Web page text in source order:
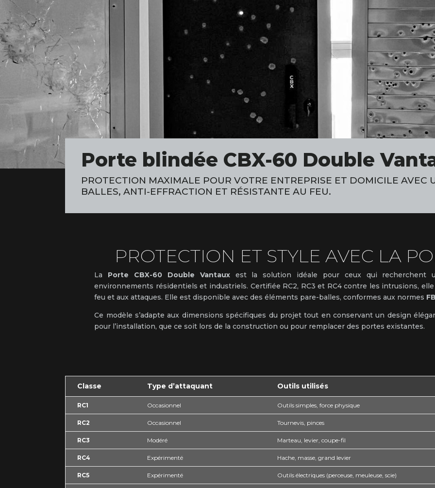
Porte blindée CBX-60 Double
PROTECTION MAXIMALE POUR VOTRE ENTREPRISE ET DOMICILE AVEC
BALLES, ANTI-EFFRACTION ET RÉSISTANTE AU FEU.
PROTECTION ET STYLE AVEC LA
La Porte CBX-60 Double Vantauxest la solution idéale pour ceux qui recherchent
environnements résidentiels et industriels. Certifiée RC2, RC3 et RC4 contre les intrusions,
feu et aux attaques. Elle est disponible avec des éléments pare-balles, conformes aux normes
Ce modèle s’adapte aux dimensions spécifiques du projet tout en conservant un design
pour l’installation, que ce soit lors de la construction ou pour remplacer des portes existantes.
Classe Type d’attaquant Outils utilisés
RC1 Occasionnel Outils simples, force physique
RC2 Occasionnel Tournevis, pinces
RC3 Modéré Marteau, levier, coupe-fil
RC4 Expérimenté Hache, masse, grand levier
RC5 Expérimenté Outils électriques (perceuse, meuleuse, scie)